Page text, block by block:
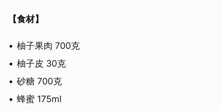
【食材】
柚子果肉 700克
柚子皮 30克
砂糖 700克
蜂蜜 175ml